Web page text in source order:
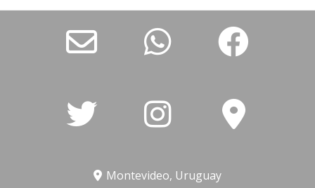
Montevideo, Uruguay